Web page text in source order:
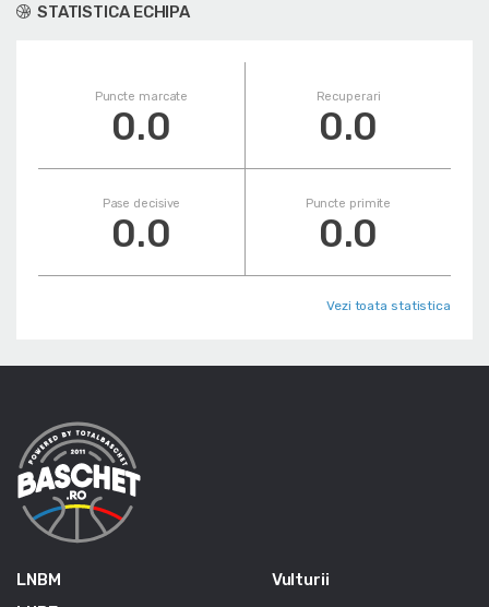
STATISTICA ECHIPA
Puncte marcate
0.0
Recuperari
0.0
Pase decisive
0.0
Puncte primite
0.0
Vezi toata statistica
LNBM
Vulturii